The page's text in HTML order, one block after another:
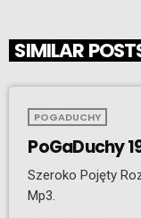
SIMILAR
POGADUCHY
PoGaDuchy
Szeroko Pojęty
Mp3.